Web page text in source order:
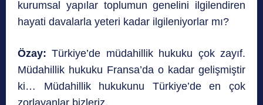
kurumsal yapılar toplumun genelini ilgilendiren
hayati davalarla yeteri kadar ilgileniyorlar mı?
Özay: Türkiye’de müdahillik hukuku çok zayıf.
Müdahillik hukuku Fransa’da o kadar gelişmiştir
ki… Müdahillik hukukunu Türkiye’de en çok
zorlayanlar bizleriz.